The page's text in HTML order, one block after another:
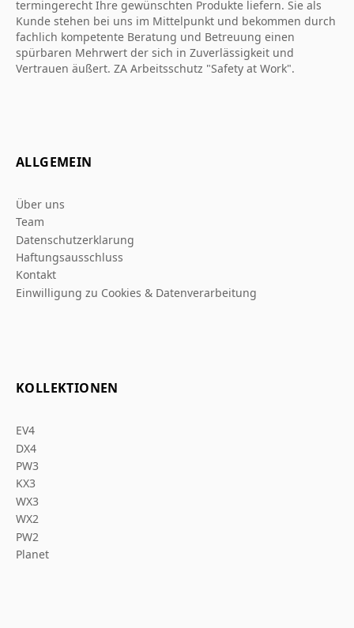
termingerecht Ihre gewünschten Produkte liefern. Sie als
Kunde stehen bei uns im Mittelpunkt und bekommen durch
fachlich kompetente Beratung und Betreuung einen
spürbaren Mehrwert der sich in Zuverlässigkeit und
Vertrauen äußert. ZA Arbeitsschutz "Safety at Work".
ALLGEMEIN
Über uns
Team
Datenschutzerklarung
Haftungsausschluss
Kontakt
Einwilligung zu Cookies & Datenverarbeitung
KOLLEKTIONEN
EV4
DX4
PW3
KX3
WX3
WX2
PW2
Planet